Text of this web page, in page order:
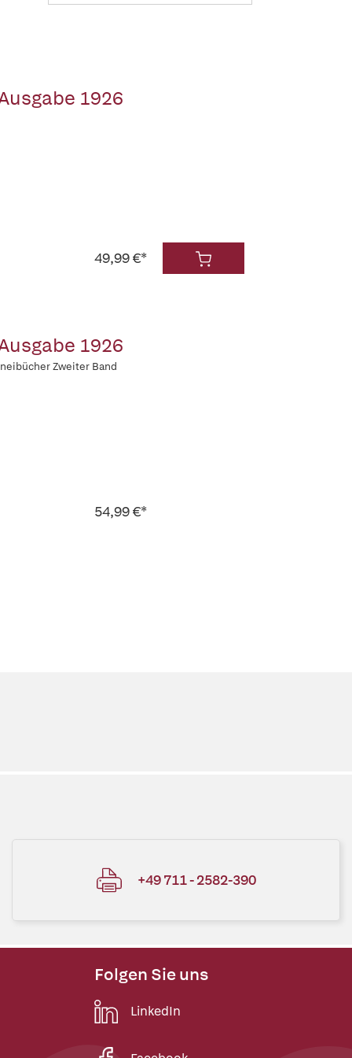
1926
49,99 €*
1926
Zweiter Band
54,99 €*
+49 711 - 2582-390
Folgen Sie uns
LinkedIn